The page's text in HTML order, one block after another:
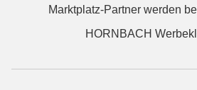
Marktplatz-Partner werden
HORNBACH